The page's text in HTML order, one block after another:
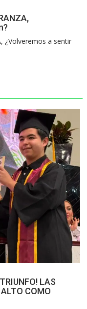
¿Volveremos a sentir
LAS
COMO